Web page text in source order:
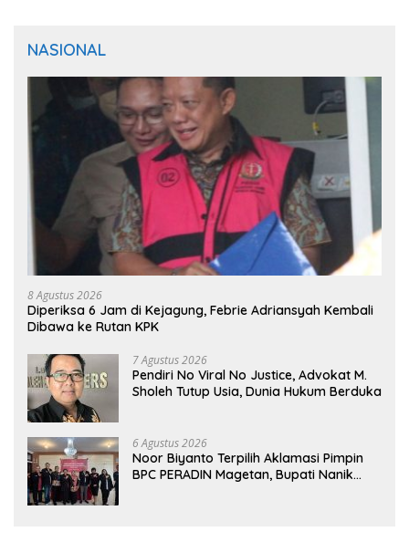
NASIONAL
8 Agustus 2026
Diperiksa 6 Jam di Kejagung, Febrie Adriansyah Kembali
Dibawa ke Rutan KPK
7 Agustus 2026
Pendiri No Viral No Justice, Advokat M.
Sholeh Tutup Usia, Dunia Hukum Berduka
6 Agustus 2026
Noor Biyanto Terpilih Aklamasi Pimpin
BPC PERADIN Magetan, Bupati Nanik